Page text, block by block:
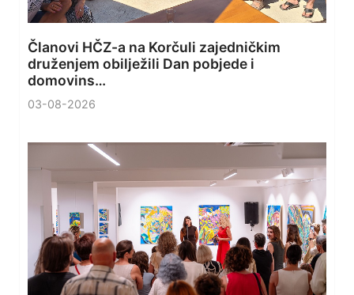
Članovi HČZ-a na Korčuli zajedničkim
druženjem obilježili Dan pobjede i
domovins…
03-08-2026